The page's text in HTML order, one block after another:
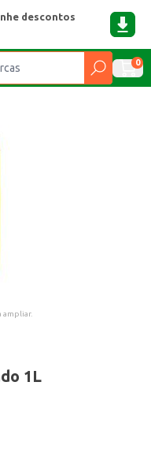
descontos
0
ampliar.
1L